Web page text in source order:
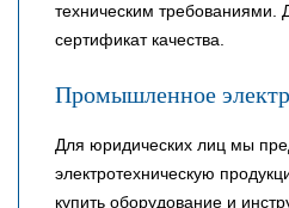
техническим требованиями.
сертификат качества.
Промышленное
Для юридических лиц мы
электротехническую
купить оборудование и